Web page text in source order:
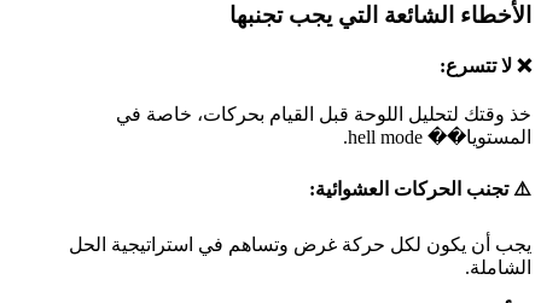
الأخطاء الشائعة التي يجب تجنبها
❌ لا تتسرع:
خذ وقتك لتحليل اللوحة قبل القيام بحركات، خاصة في
المستويا�� hell mode.
⚠️ تجنب الحركات العشوائية:
يجب أن يكون لكل حركة غرض وتساهم في استراتيجية الحل
الشاملة.